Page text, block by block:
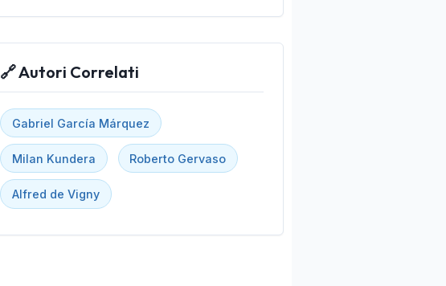
🔗 Autori Correlati
Gabriel García Márquez
Milan Kundera Roberto Gervaso
Alfred de Vigny